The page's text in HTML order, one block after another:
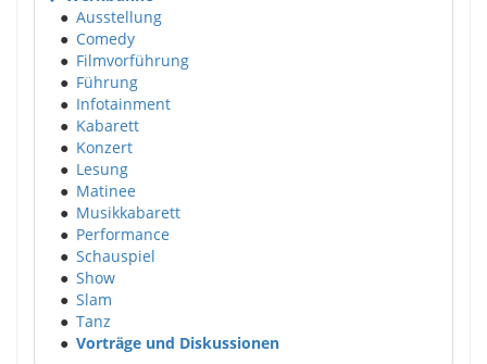
● Ausstellung
● Comedy
● Filmvorführung
● Führung
● Infotainment
● Kabarett
● Konzert
● Lesung
● Matinee
● Musikkabarett
● Performance
● Schauspiel
● Show
● Slam
● Tanz
● Vorträge und Diskussionen